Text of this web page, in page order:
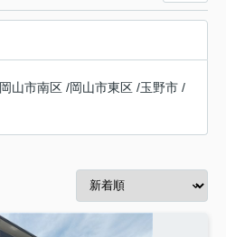
岡山市南区 /岡山市東区 /玉野市 /